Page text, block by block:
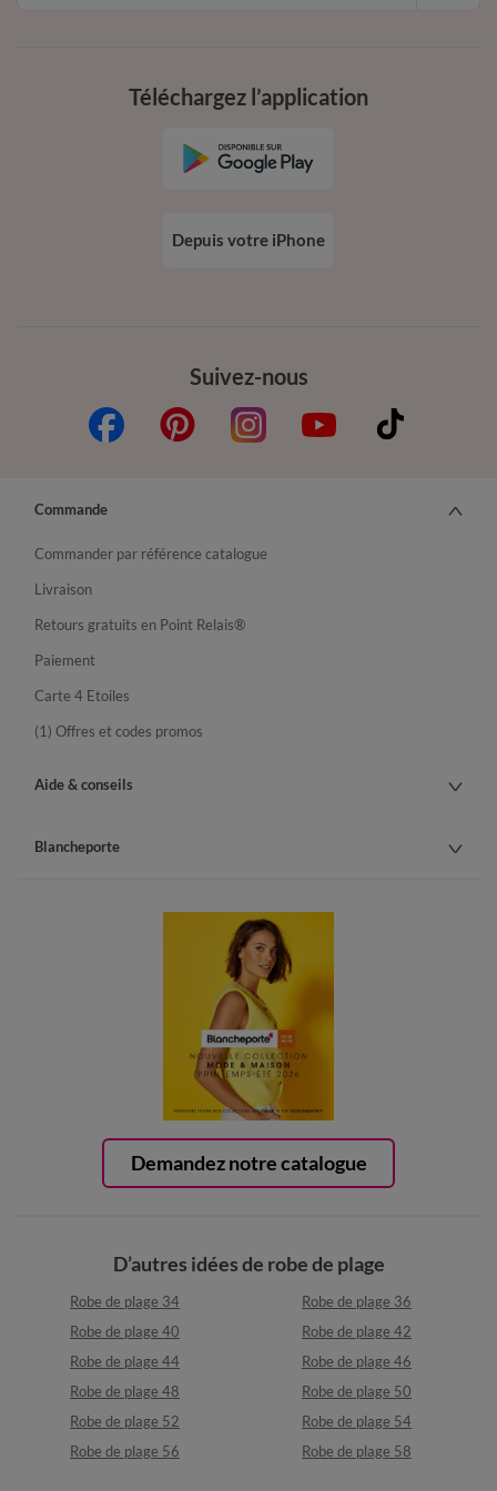
Suivez-nous
Téléchargez l’application
Depuis votre iPhone
Demandez notre catalogue
Commande
Commander par référence catalogue
Livraison
Retours gratuits en Point Relais®
Paiement
Carte 4 Etoiles
(1) Offres et codes promos
Aide & conseils
Blancheporte
D’autres idées de robe de plage
Robe de plage 34
Robe de plage 36
Robe de plage 40
Robe de plage 42
Robe de plage 44
Robe de plage 46
Robe de plage 48
Robe de plage 50
Robe de plage 52
Robe de plage 54
Robe de plage 56
Robe de plage 58